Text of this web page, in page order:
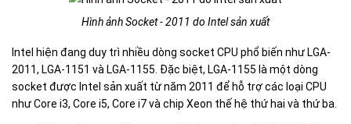
Hình ảnh Socket - 2011 do Intel sản xuất
Intel hiện đang duy trì nhiều dòng socket CPU phổ biến như LGA-
2011, LGA-1151 và LGA-1155. Đặc biệt, LGA-1155 là một dòng
socket được Intel sản xuất từ năm 2011 để hỗ trợ các loại CPU
như Core i3, Core i5, Core i7 và chip Xeon thế hệ thứ hai và thứ ba.